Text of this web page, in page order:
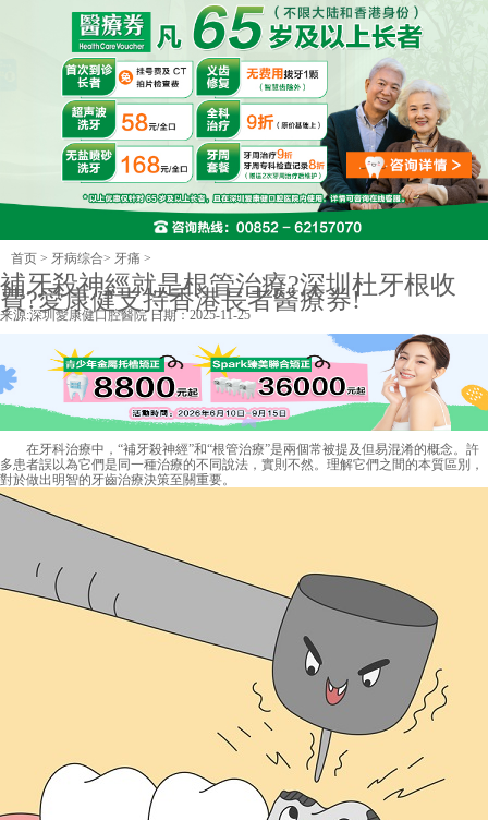
首页 > 牙病综合> 牙痛 >
補牙殺神經就是根管治療?深圳杜牙根收
費?愛康健支持香港長者醫療券!
来源:深圳愛康健口腔醫院日期：2025-11-25
在牙科治療中，“補牙殺神經”和“根管治療”是兩個常被提及但易混淆的概念。許
多患者誤以為它們是同一種治療的不同說法，實則不然。理解它們之間的本質區別，
對於做出明智的牙齒治療決策至關重要。